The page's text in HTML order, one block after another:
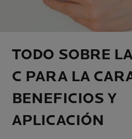
TODO SOBRE
C PARA LA
BENEFICIOS Y
APLICACIÓN